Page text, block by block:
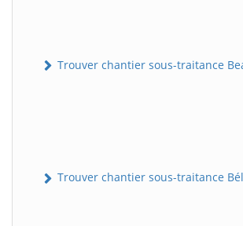
Trouver chantier sous-traitance
Trouver chantier sous-traitance